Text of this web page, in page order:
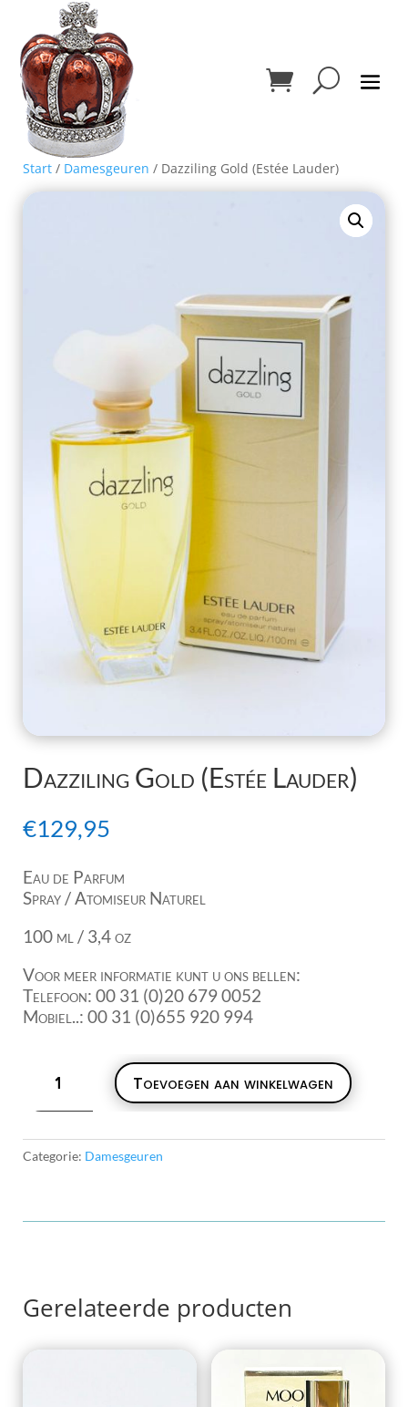
Start / Damesgeuren / Dazziling Gold (Estée Lauder)
Dazziling Gold (Estée Lauder)
€129,95
Eau de Parfum
Spray / Atomiseur Naturel
100 ml / 3,4 oz
Voor meer informatie kunt u ons bellen:
Telefoon: 00 31 (0)20 679 0052
Mobiel..: 00 31 (0)655 920 994
Toevoegen aan winkelwagen
Categorie: Damesgeuren
Gerelateerde producten